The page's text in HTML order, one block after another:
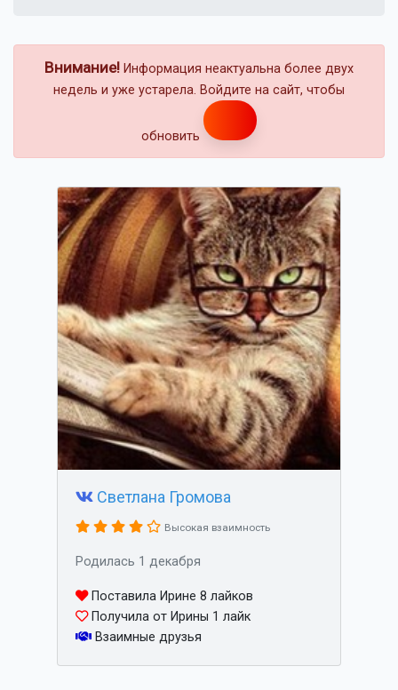
Внимание! Информация неактуальна более двух
недель и уже устарела. Войдите на сайт, чтобы
обновить
Светлана Громова
Высокая взаимность
Родилась 1 декабря
Поставила Ирине 8 лайков
Получила от Ирины 1 лайк
Взаимные друзья